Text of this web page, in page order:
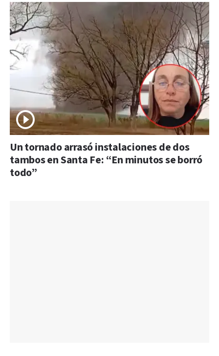
Un tornado arrasó instalaciones de dos
tambos en Santa Fe: “En minutos se borró
todo”